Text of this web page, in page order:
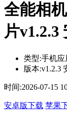
全能相
片v1.2.3
类型:手机应
版本:v1.2.3
时间:2026-07-15
安卓版下载 苹果